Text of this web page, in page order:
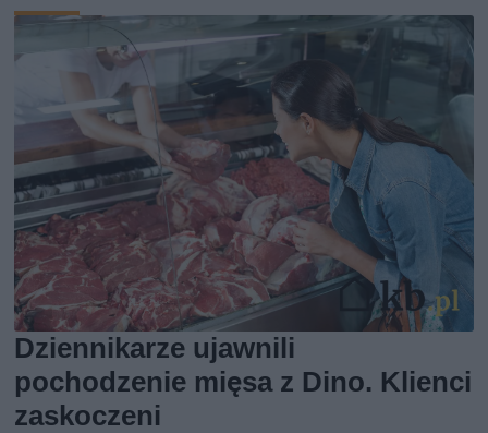
Dziennikarze ujawnili
pochodzenie mięsa z Dino. Klienci
zaskoczeni